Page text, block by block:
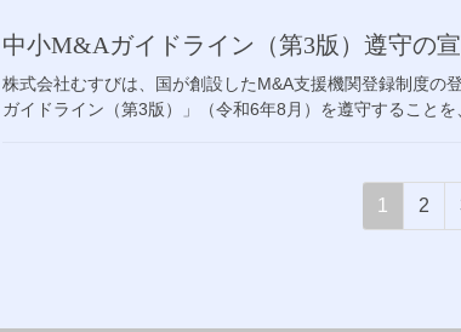
中小M&Aガイドライン（第3版）遵守の
株式会社むすびは、国が創設したM&A支援機関登録制度の
ガイドライン（第3版）」（令和6年8月）を遵守すること
ペ
固
定
1
固
定
2